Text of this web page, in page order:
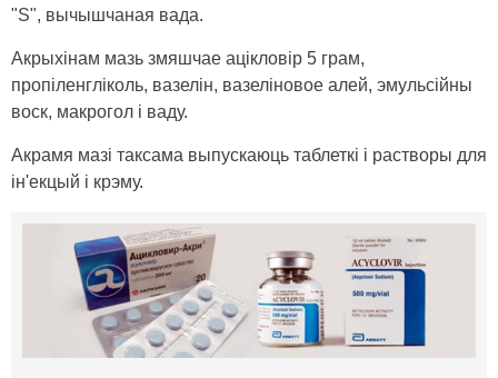
"S", вычышчаная вада.
Акрыхінам мазь змяшчае ацікловір 5 грам,
пропіленгліколь, вазелін, вазеліновое алей, эмульсійны
воск, макрогол і ваду.
Акрамя мазі таксама выпускаюць таблеткі і растворы для
ін'екцый і крэму.